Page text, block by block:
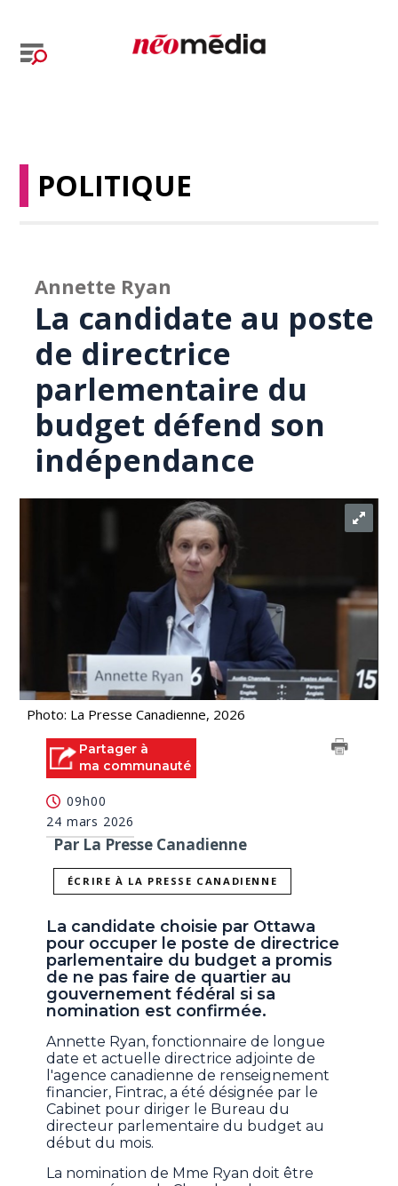
POLITIQUE
Annette Ryan
La candidate au poste
de directrice
parlementaire du
budget défend son
indépendance
Photo: La Presse Canadienne, 2026
Partager à
ma communauté
09h00
24 mars 2026
Par La Presse Canadienne
ÉCRIRE À LA PRESSE CANADIENNE
La candidate choisie par Ottawa
pour occuper le poste de directrice
parlementaire du budget a promis
de ne pas faire de quartier au
gouvernement fédéral si sa
nomination est confirmée.
Annette Ryan, fonctionnaire de longue
date et actuelle directrice adjointe de
l'agence canadienne de renseignement
financier, Fintrac, a été désignée par le
Cabinet pour diriger le Bureau du
directeur parlementaire du budget au
début du mois.
La nomination de Mme Ryan doit être